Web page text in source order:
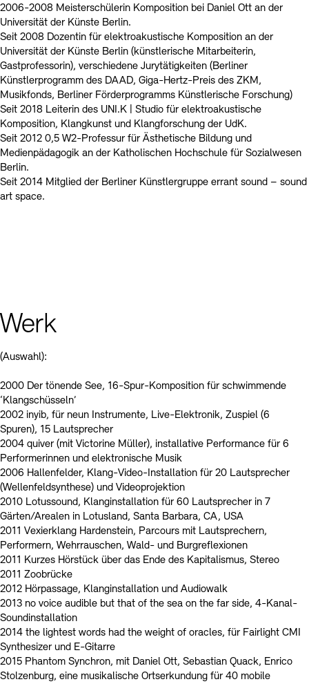
2006-2008 Meisterschülerin Komposition bei Daniel Ott an der
Universität der Künste Berlin.
Seit 2008 Dozentin für elektroakustische Komposition an der
Universität der Künste Berlin (künstlerische Mitarbeiterin,
Gastprofessorin), verschiedene Jurytätigkeiten (Berliner
Künstlerprogramm des DAAD, Giga-Hertz-Preis des ZKM,
Musikfonds, Berliner Förderprogramms Künstlerische Forschung)
Seit 2018 Leiterin des UNI.K | Studio für elektroakustische
Komposition, Klangkunst und Klangforschung der UdK.
Seit 2012 0,5 W2-Professur für Ästhetische Bildung und
Medienpädagogik an der Katholischen Hochschule für Sozialwesen
Berlin.
Seit 2014 Mitglied der Berliner Künstlergruppe errant sound – sound
art space.
Werk
(Auswahl):
2000 Der tönende See, 16-Spur-Komposition für schwimmende
‘Klangschüsseln’
2002 inyib, für neun Instrumente, Live-Elektronik, Zuspiel (6
Spuren), 15 Lautsprecher
2004 quiver (mit Victorine Müller), installative Performance für 6
Performerinnen und elektronische Musik
2006 Hallenfelder, Klang-Video-Installation für 20 Lautsprecher
(Wellenfeldsynthese) und Videoprojektion
2010 Lotussound, Klanginstallation für 60 Lautsprecher in 7
Gärten/Arealen in Lotusland, Santa Barbara, CA, USA
2011 Vexierklang Hardenstein, Parcours mit Lautsprechern,
Performern, Wehrrauschen, Wald- und Burgreflexionen
2011 Kurzes Hörstück über das Ende des Kapitalismus, Stereo
2011 Zoobrücke
2012 Hörpassage, Klanginstallation und Audiowalk
2013 no voice audible but that of the sea on the far side, 4-Kanal-
Soundinstallation
2014 the lightest words had the weight of oracles, für Fairlight CMI
Synthesizer und E-Gitarre
2015 Phantom Synchron, mit Daniel Ott, Sebastian Quack, Enrico
Stolzenburg, eine musikalische Ortserkundung für 40 mobile